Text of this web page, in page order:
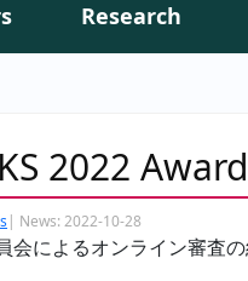
Research
2022
| News: 2022-10-28
会によるオンライン審